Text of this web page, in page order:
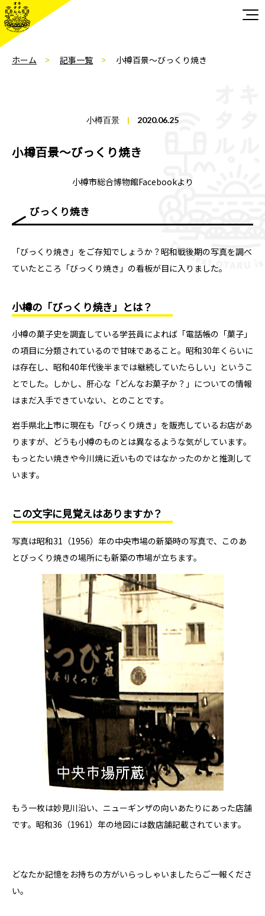
ホーム 記事一覧 小樽百景～びっくり焼き
小樽百景 | 2020.06.25
小樽百景～びっくり焼き
小樽市総合博物館Facebookより
びっくり焼き
「びっくり焼き」をご存知でしょうか？昭和戦後期の写真を調べ
ていたところ「びっくり焼き」の看板が目に入りました。
小樽の「びっくり焼き」とは？
小樽の菓子史を調査している学芸員によれば「電話帳の「菓子」
の項目に分類されているので甘味であること。昭和30年くらいに
は存在し、昭和40年代後半までは継続していたらしい」というこ
とでした。しかし、肝心な「どんなお菓子か？」についての情報
はまだ入手できていない、とのことです。
岩手県北上市に現在も「びっくり焼き」を販売しているお店があ
りますが、どうも小樽のものとは異なるような気がしています。
もっとたい焼きや今川焼に近いものではなかったのかと推測して
います。
この文字に見覚えはありますか？
写真は昭和31（1956）年の中央市場の新築時の写真で、このあ
とびっくり焼きの場所にも新築の市場が立ちます。
もう一枚は妙見川沿い、ニューギンザの向いあたりにあった店舗
です。昭和36（1961）年の地図には数店舗記載されています。
どなたか記憶をお持ちの方がいらっしゃいましたらご一報くださ
い。